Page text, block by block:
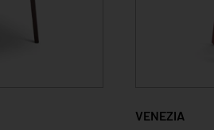
VENEZIA